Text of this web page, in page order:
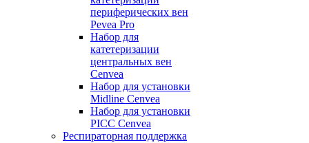
периферических вен
Pevea Pro
Набор для
катетеризации
центральных вен
Cenvea
Набор для установки
Midline Cenvea
Набор для установки
PICC Cenvea
Респираторная поддержка